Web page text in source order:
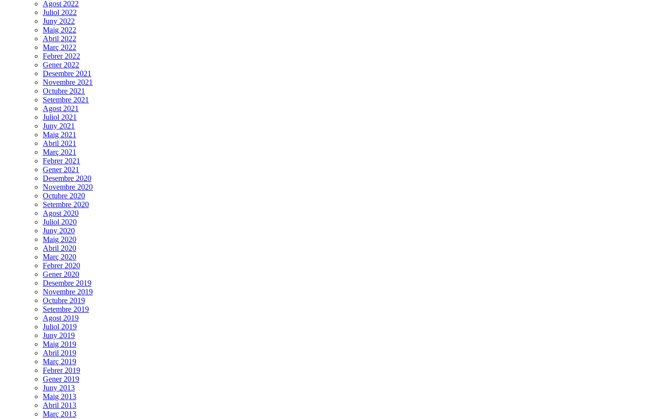
Agost 2022
Juliol 2022
Juny 2022
Maig 2022
Abril 2022
Març 2022
Febrer 2022
Gener 2022
Desembre 2021
Novembre 2021
Octubre 2021
Setembre 2021
Agost 2021
Juliol 2021
Juny 2021
Maig 2021
Abril 2021
Març 2021
Febrer 2021
Gener 2021
Desembre 2020
Novembre 2020
Octubre 2020
Setembre 2020
Agost 2020
Juliol 2020
Juny 2020
Maig 2020
Abril 2020
Març 2020
Febrer 2020
Gener 2020
Desembre 2019
Novembre 2019
Octubre 2019
Setembre 2019
Agost 2019
Juliol 2019
Juny 2019
Maig 2019
Abril 2019
Març 2019
Febrer 2019
Gener 2019
Juny 2013
Maig 2013
Abril 2013
Març 2013